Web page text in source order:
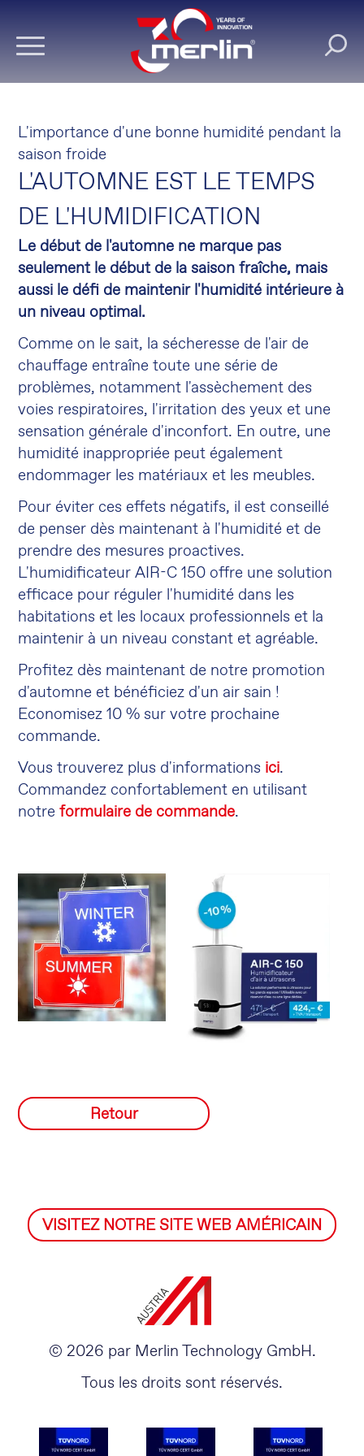
L'importance d'une bonne humidité pendant la
saison froide
L'AUTOMNE EST LE TEMPS
DE L'HUMIDIFICATION
Le début de l'automne ne marque pas
seulement le début de la saison fraîche, mais
aussi le défi de maintenir l'humidité intérieure à
un niveau optimal.
Comme on le sait, la sécheresse de l'air de
chauffage entraîne toute une série de
problèmes, notamment l'assèchement des
voies respiratoires, l'irritation des yeux et une
sensation générale d'inconfort. En outre, une
humidité inappropriée peut également
endommager les matériaux et les meubles.
Pour éviter ces effets négatifs, il est conseillé
de penser dès maintenant à l'humidité et de
prendre des mesures proactives.
L'humidificateur AIR-C 150 offre une solution
efficace pour réguler l'humidité dans les
habitations et les locaux professionnels et la
maintenir à un niveau constant et agréable.
Profitez dès maintenant de notre promotion
d'automne et bénéficiez d'un air sain !
Economisez 10 % sur votre prochaine
commande.
Vous trouverez plus d'informations ici.
Commandez confortablement en utilisant
notreformulaire de commande.
Retour
VISITEZ NOTRE SITE WEB AMÉRICAIN
© 2026 par Merlin Technology GmbH.
Tous les droits sont réservés.